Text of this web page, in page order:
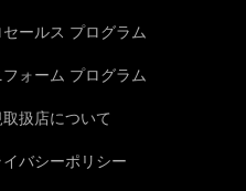
セールス プログラム
ォーム プログラム
扱店について
イバシーポリシー